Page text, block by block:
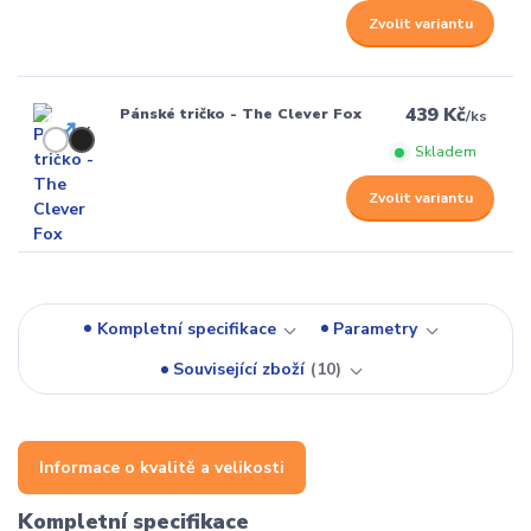
Zvolit variantu
Pánské tričko - The Clever Fox 439 Kč/ks
Skladem
Zvolit variantu
Kompletní specifikace
Parametry
Související zboží
10
Informace o kvalitě a velikosti
Kompletní specifikace